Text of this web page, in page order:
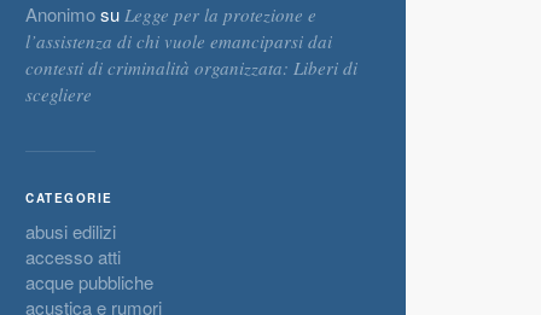
Anonimosu Legge per la protezione e
l’assistenza di chi vuole emanciparsi dai
contesti di criminalità organizzata: Liberi di
scegliere
CATEGORIE
abusi edilizi
accesso atti
acque pubbliche
acustica e rumori